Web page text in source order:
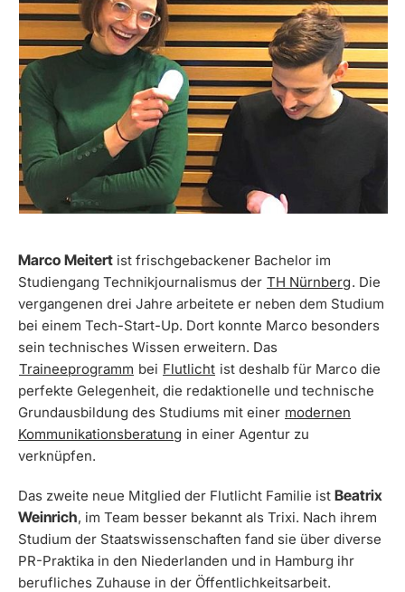
Marco Meitert ist frischgebackener Bachelor im
Studiengang Technikjournalismus der TH Nürnberg. Die
vergangenen drei Jahre arbeitete er neben dem Studium
bei einem Tech-Start-Up. Dort konnte Marco besonders
sein technisches Wissen erweitern. Das
Traineeprogramm bei Flutlicht ist deshalb für Marco die
perfekte Gelegenheit, die redaktionelle und technische
Grundausbildung des Studiums mit einer modernen
Kommunikationsberatung in einer Agentur zu
verknüpfen.
Das zweite neue Mitglied der Flutlicht Familie ist Beatrix
Weinrich, im Team besser bekannt als Trixi. Nach ihrem
Studium der Staatswissenschaften fand sie über diverse
PR-Praktika in den Niederlanden und in Hamburg ihr
berufliches Zuhause in der Öffentlichkeitsarbeit.